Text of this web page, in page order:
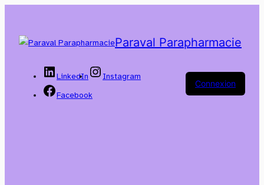
Paraval Parapharmacie
LinkedIn
Instagram
Facebook
Connexion